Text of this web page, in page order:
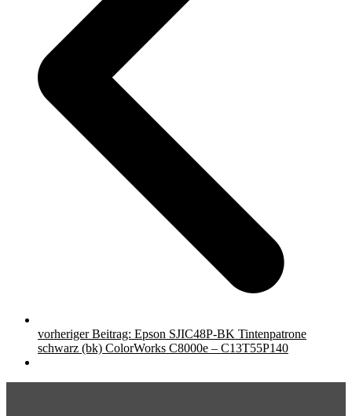
vorheriger Beitrag: Epson SJIC48P-BK Tintenpatrone
schwarz (bk) ColorWorks C8000e – C13T55P140